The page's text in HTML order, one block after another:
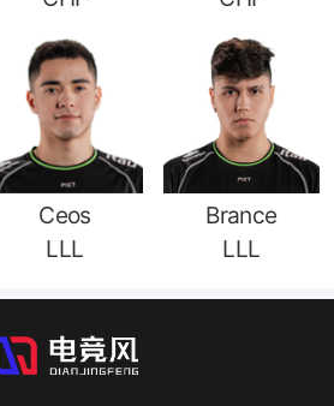
Ceos
LLL
Brance
LLL